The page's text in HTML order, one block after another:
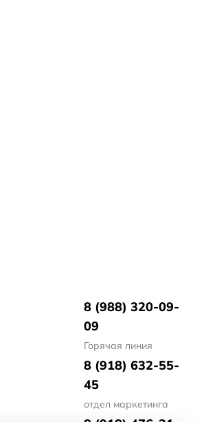
8 (988) 320-09-
09
Горячая линия
8 (918) 632-55-
45
отдел маркетинга